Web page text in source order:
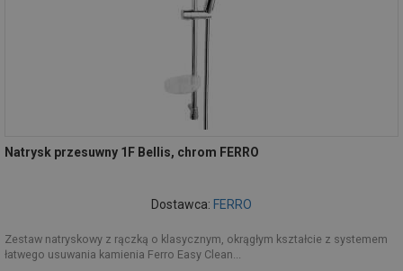
Natrysk przesuwny 1F Bellis, chrom FERRO
Dostawca: FERRO
Zestaw natryskowy z rączką o klasycznym, okrągłym kształcie z systemem
łatwego usuwania kamienia Ferro Easy Clean...